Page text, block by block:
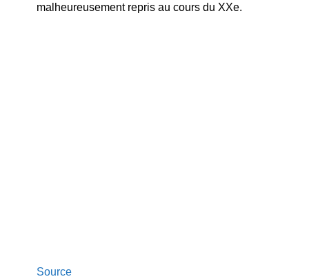
malheureusement repris au cours du XXe.
Source